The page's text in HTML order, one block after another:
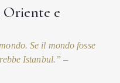
e
Se il mondo fosse
Istanbul.” –